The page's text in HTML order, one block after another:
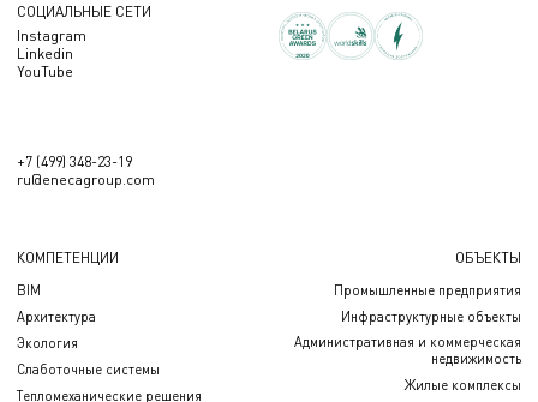
СОЦИАЛЬНЫЕ СЕТИ
Instagram
Linkedin
YouTube
+7 (499) 348-23-19
ru@enecagroup.com
КОМПЕТЕНЦИИ
BIM
Архитектура
Экология
Слаботочные системы
Тепломеханические решения
ОБЪЕКТЫ
Промышленные предприятия
Инфраструктурные объекты
Административная и коммерческая
недвижимость
Жилые комплексы